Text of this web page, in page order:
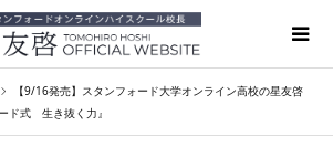
【9/16発売】スタンフォード大学オンライン高校の星友啓
ド式 生き抜く力』